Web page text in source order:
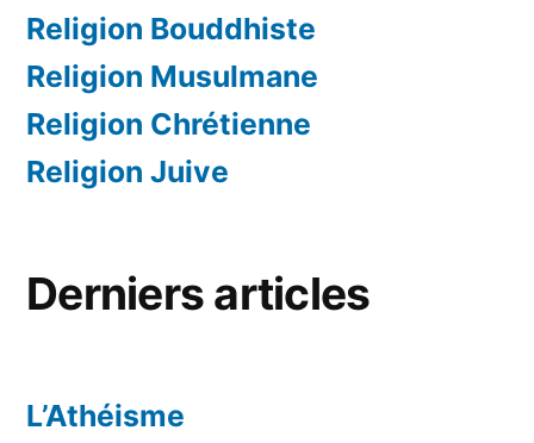
Religion Bouddhiste
Religion Musulmane
Religion Chrétienne
Religion Juive
Derniers articles
L’Athéisme